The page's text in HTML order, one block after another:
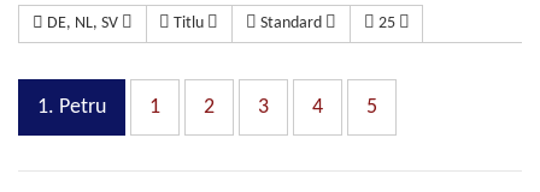
DE, NL, SV Titlu Standard 25
1. Petru 1 2 3 4 5